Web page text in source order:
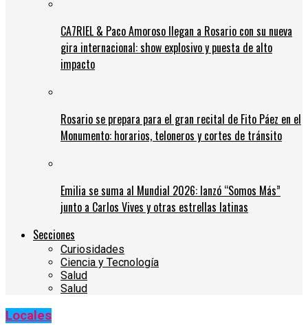
CA7RIEL & Paco Amoroso llegan a Rosario con su nueva
gira internacional: show explosivo y puesta de alto
impacto
Rosario se prepara para el gran recital de Fito Páez en el
Monumento: horarios, teloneros y cortes de tránsito
Emilia se suma al Mundial 2026: lanzó “Somos Más”
junto a Carlos Vives y otras estrellas latinas
Secciones
Curiosidades
Ciencia y Tecnología
Salud
Salud
Locales